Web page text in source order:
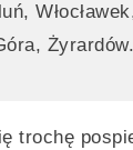
Żyrardów.
trochę